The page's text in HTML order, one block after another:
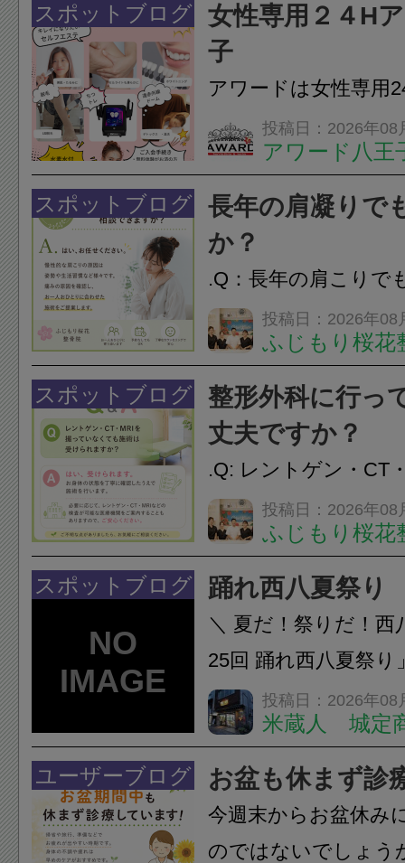
フェイスラインの張
のこわばり・頭痛や
ながることがありま
スポットブログ
女性専用２４H
子
アワードは女性専用
フエステを 思いっ
開催中
投稿日：2026年08
アワード八王
24時間ジム&
脱毛
スポットブログ
長年の肩凝りで
か？
.Q：長年の肩こりで
か？A：はい、お任
性的な肩こりの原因
慣など様々です。痛
し、お一人おひとり
をご提案します。.#
投稿日：2026年08
ふじもり桜花
スポットブログ
整形外科に行っ
丈夫ですか？
.Q: レントゲン・CT
いなくても施術は受
A: はい、受けられま
態を丁寧に確認した
います。必要に応じ
ン・CT・MRIなどの
投稿日：2026年08
ふじもり桜花
スポットブログ 踊れ西八夏祭り
＼ 夏だ！祭りだ！西
25回 踊れ西八夏祭
てくる！ 伝統の【阿
情熱の【よさこいソ
結！数多くの団体が
店街を舞台に最高の
投稿日：2026年08
米蔵人 城定
ユーザーブログ お盆も休まず診
今週末からお盆休み
のではないでしょう